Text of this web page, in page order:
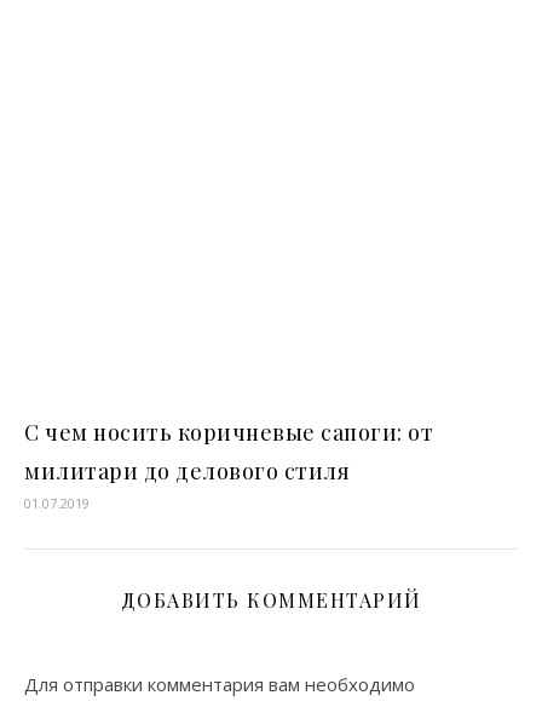
С чем носить коричневые сапоги: от
милитари до делового стиля
01.07.2019
ДОБАВИТЬ КОММЕНТАРИЙ
Для отправки комментария вам необходимо